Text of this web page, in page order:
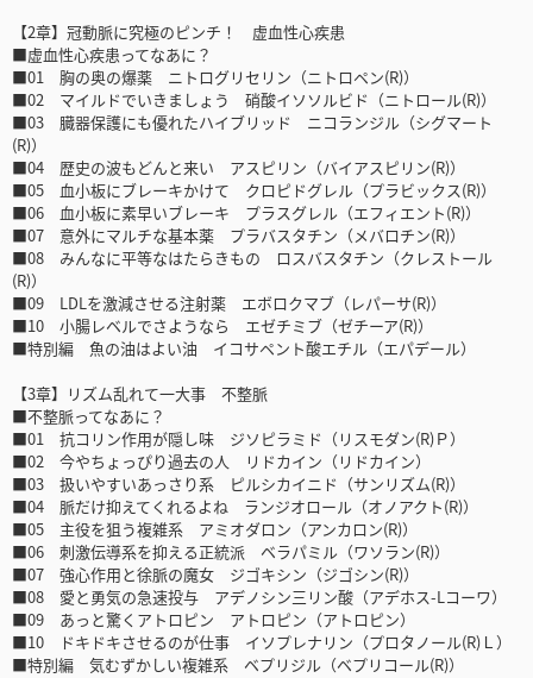
【2章】冠動脈に究極のピンチ！ 虚血性心疾患
■虚血性心疾患ってなあに？
■01 胸の奥の爆薬 ニトログリセリン（ニトロペン(R)）
■02 マイルドでいきましょう 硝酸イソソルビド（ニトロール(R)）
■03 臓器保護にも優れたハイブリッド ニコランジル（シグマート
(R)）
■04 歴史の波もどんと来い アスピリン（バイアスピリン(R)）
■05 血小板にブレーキかけて クロピドグレル（プラビックス(R)）
■06 血小板に素早いブレーキ プラスグレル（エフィエント(R)）
■07 意外にマルチな基本薬 プラバスタチン（メバロチン(R)）
■08 みんなに平等なはたらきもの ロスバスタチン（クレストール
(R)）
■09 LDLを激減させる注射薬 エボロクマブ（レパーサ(R)）
■10 小腸レベルでさようなら エゼチミブ（ゼチーア(R)）
■特別編 魚の油はよい油 イコサペント酸エチル（エパデール）
【3章】リズム乱れて一大事 不整脈
■不整脈ってなあに？
■01 抗コリン作用が隠し味 ジソピラミド（リスモダン(R)Ｐ）
■02 今やちょっぴり過去の人 リドカイン（リドカイン）
■03 扱いやすいあっさり系 ピルシカイニド（サンリズム(R)）
■04 脈だけ抑えてくれるよね ランジオロール（オノアクト(R)）
■05 主役を狙う複雑系 アミオダロン（アンカロン(R)）
■06 刺激伝導系を抑える正統派 ベラパミル（ワソラン(R)）
■07 強心作用と徐脈の魔女 ジゴキシン（ジゴシン(R)）
■08 愛と勇気の急速投与 アデノシン三リン酸（アデホス-Lコーワ）
■09 あっと驚くアトロピン アトロピン（アトロピン）
■10 ドキドキさせるのが仕事 イソプレナリン（プロタノール(R)Ｌ）
■特別編 気むずかしい複雑系 ベプリジル（ベプリコール(R)）